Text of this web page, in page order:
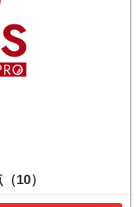
10）